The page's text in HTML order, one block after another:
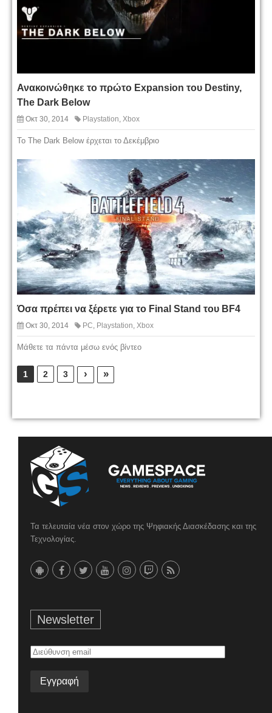
Ανακοινώθηκε το πρώτο Expansion του Destiny,
The Dark Below
Οκτ 30, 2014 Playstation, Xbox
Το The Dark Below έρχεται το Δεκέμβριο
Όσα πρέπει να ξέρετε για το Final Stand του BF4
Οκτ 30, 2014 PC Playstation Xbox
Μάθετε τα πάντα μέσω ενός βίντεο
1 2 3 › »
Τα τελευταία νέα στον χώρο της Ψηφιακής Διασκέδασης και της
Τεχνολογίας.
Newsletter
Διεύθυνση